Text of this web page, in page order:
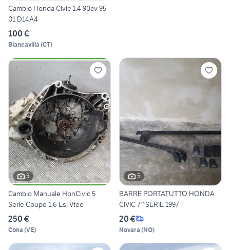
Cambio Honda Civic 1.4 90cv 95-
01 D14A4
100 €
Biancavilla (CT)
5
Cambio Manuale HonCivic 5
Serie Coupe 1.6 Esi Vtec
250 €
Cona (VE)
5
BARRE PORTATUTTO HONDA
CIVIC 7^SERIE 1997
20 €
Novara (NO)